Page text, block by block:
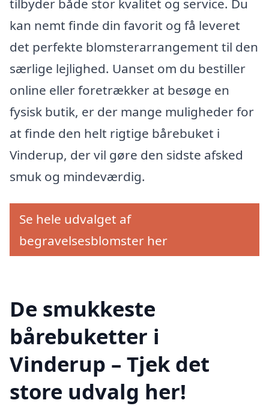
kan nemt finde din favorit og få leveret
det perfekte blomsterarrangement til den
særlige lejlighed. Uanset om du bestiller
online eller foretrækker at besøge en
fysisk butik, er der mange muligheder for
at finde den helt rigtige bårebuket i
Vinderup, der vil gøre den sidste afsked
smuk og mindeværdig.
Se hele udvalget af
begravelsesblomster her
De smukkeste
bårebuketter i
Vinderup – Tjek det
store udvalg her!